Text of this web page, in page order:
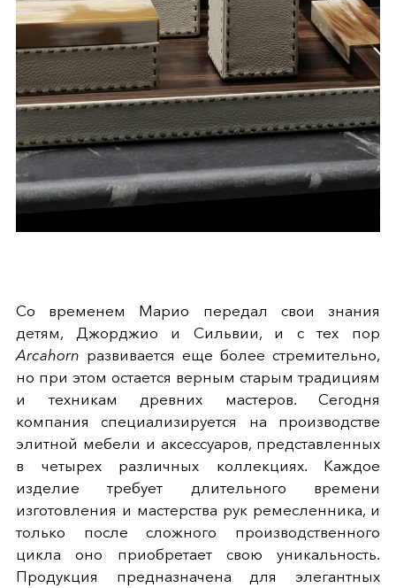
Со временем Марио передал свои знания
детям, Джорджио и Сильвии, и с тех пор
Arcahorn развивается еще более стремительно,
но при этом остается верным старым традициям
и техникам древних мастеров. Сегодня
компания специализируется на производстве
элитной мебели и аксессуаров, представленных
в четырех различных коллекциях. Каждое
изделие требует длительного времени
изготовления и мастерства рук ремесленника, и
только после сложного производственного
цикла оно приобретает свою уникальность.
Продукция предназначена для элегантных